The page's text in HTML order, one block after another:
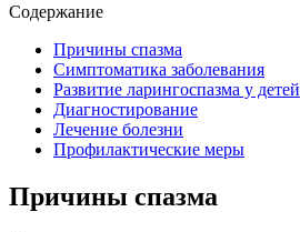
Содержание
Причины спазма
Симптоматика заболевания
Развитие ларингоспазма у детей
Диагностирование
Лечение болезни
Профилактические меры
Причины спазма